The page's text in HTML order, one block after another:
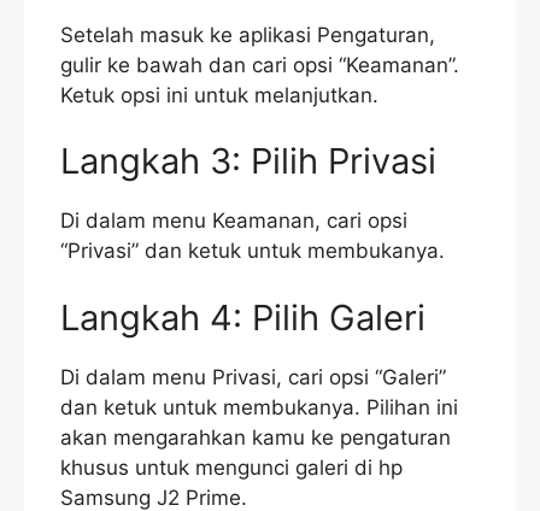
Setelah masuk ke aplikasi Pengaturan,
gulir ke bawah dan cari opsi “Keamanan”.
Ketuk opsi ini untuk melanjutkan.
Langkah 3: Pilih Privasi
Di dalam menu Keamanan, cari opsi
“Privasi” dan ketuk untuk membukanya.
Langkah 4: Pilih Galeri
Di dalam menu Privasi, cari opsi “Galeri”
dan ketuk untuk membukanya. Pilihan ini
akan mengarahkan kamu ke pengaturan
khusus untuk mengunci galeri di hp
Samsung J2 Prime.